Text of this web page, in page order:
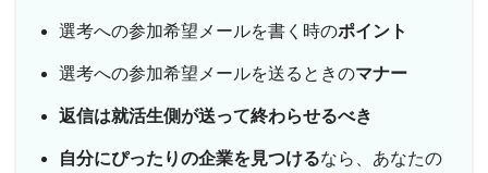
選考への参加希望メールを書く時のポイント
選考への参加希望メールを送るときのマナー
返信は就活生側が送って終わらせるべき
自分にぴったりの企業を見つけるなら、あなたの